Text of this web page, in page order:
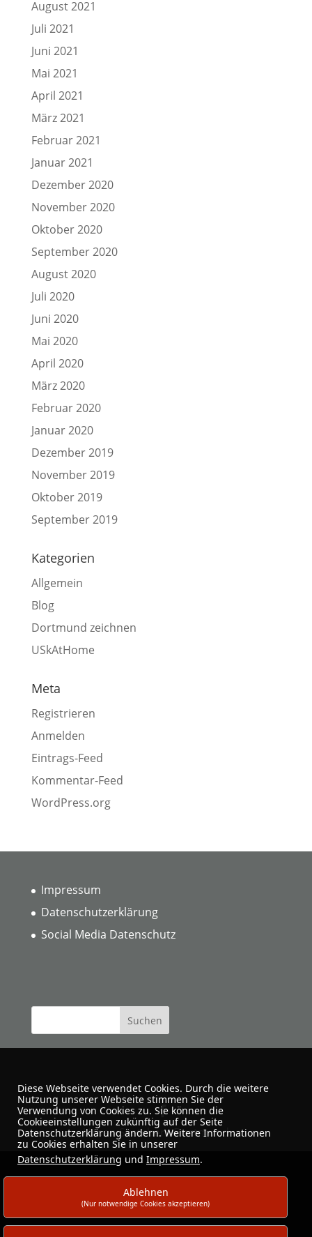
August 2021
Juli 2021
Juni 2021
Mai 2021
April 2021
März 2021
Februar 2021
Januar 2021
Dezember 2020
November 2020
Oktober 2020
September 2020
August 2020
Juli 2020
Juni 2020
Mai 2020
April 2020
März 2020
Februar 2020
Januar 2020
Dezember 2019
November 2019
Oktober 2019
September 2019
Kategorien
Allgemein
Blog
Dortmund zeichnen
USkAtHome
Meta
Registrieren
Anmelden
Eintrags-Feed
Kommentar-Feed
WordPress.org
Impressum
Datenschutzerklärung
Social Media Datenschutz
Urban Sketchers Dortmund
Diese Webseite verwendet Cookies. Durch die weitere
Nutzung unserer Webseite stimmen Sie der
Verwendung von Cookies zu. Sie können die
Cookieeinstellungen zukünftig auf der Seite
Datenschutzerklärung ändern. Weitere Informationen
zu Cookies erhalten Sie in unserer
Datenschutzerklärung und Impressum.
Ablehnen
(Nur notwendige Cookies akzeptieren)